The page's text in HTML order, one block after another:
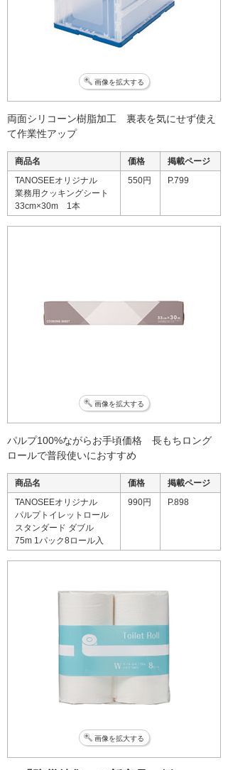
画像を拡大する
両面シリコーン樹脂加工 裏表を気にせず使え
て作業性アップ
商品名 価格
掲載ページ
TANOSEEオリジナル
業務用クッキングシート
33cm×30m 1本
550円 P.799
画像を拡大する
パルプ100%ながらお手頃価格 長もちロング
ロールで普段使いにおすすめ
商品名 価格
掲載ページ
TANOSEEオリジナル
パルプトイレットロール
スタンダード ダブル
75m 1パック8ロール入
990円 P.898
画像を拡大する